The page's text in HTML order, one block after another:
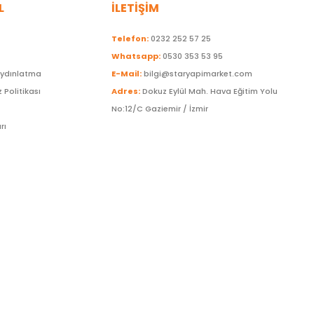
Politikası
İLETİŞİM
Telefon:0232 252 57 25
Whatsapp:0530 353 53 95
E-Mail:bilgi@staryapimarket.com
Adres:Dokuz Eylül Mah. Hava Eğitim Yolu
No:12/C Gaziemir / İzmir